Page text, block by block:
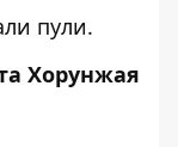
пули.
Хорунжая